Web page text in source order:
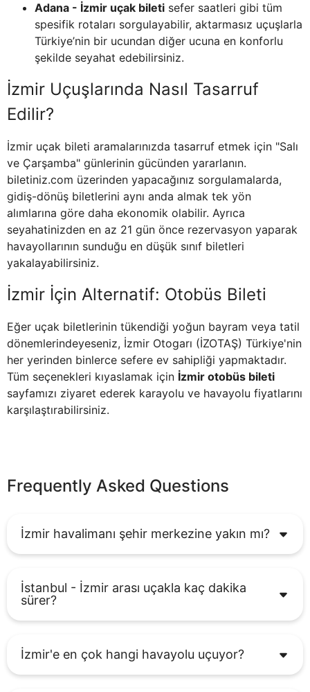
Adana - İzmir uçak bileti sefer saatleri gibi tüm
spesifik rotaları sorgulayabilir, aktarmasız uçuşlarla
Türkiye’nin bir ucundan diğer ucuna en konforlu
şekilde seyahat edebilirsiniz.
İzmir Uçuşlarında Nasıl Tasarruf
Edilir?
İzmir uçak bileti aramalarınızda tasarruf etmek için "Salı
ve Çarşamba" günlerinin gücünden yararlanın.
biletiniz.com üzerinden yapacağınız sorgulamalarda,
gidiş-dönüş biletlerini aynı anda almak tek yön
alımlarına göre daha ekonomik olabilir. Ayrıca
seyahatinizden en az 21 gün önce rezervasyon yaparak
havayollarının sunduğu en düşük sınıf biletleri
yakalayabilirsiniz.
İzmir İçin Alternatif: Otobüs Bileti
Eğer uçak biletlerinin tükendiği yoğun bayram veya tatil
dönemlerindeyeseniz, İzmir Otogarı (İZOTAŞ) Türkiye'nin
her yerinden binlerce sefere ev sahipliği yapmaktadır.
Tüm seçenekleri kıyaslamak için İzmir otobüs bileti
sayfamızı ziyaret ederek karayolu ve havayolu fiyatlarını
karşılaştırabilirsiniz.
Frequently Asked Questions
İzmir havalimanı şehir merkezine yakın mı?
İstanbul - İzmir arası uçakla kaç dakika
sürer?
İzmir'e en çok hangi havayolu uçuyor?